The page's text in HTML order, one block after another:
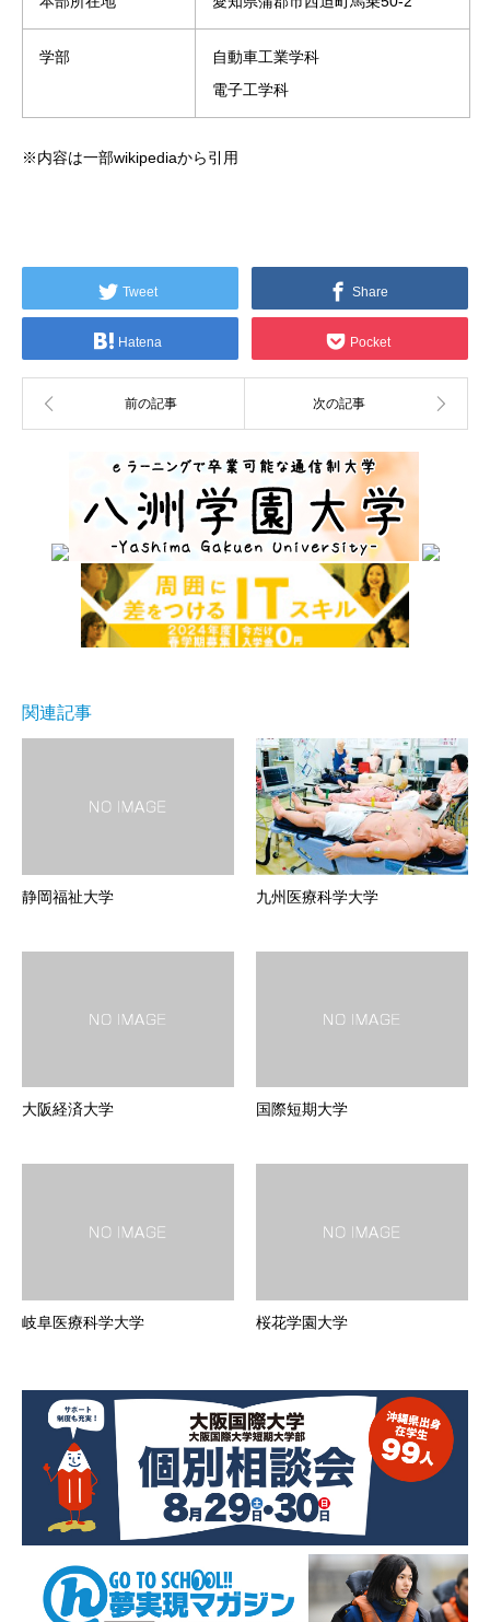
学部
自動車工業学科
電子工学科
※内容は一部wikipediaから引用
Tweet Share
Hatena Pocket
関連記事
静岡福祉大学 九州医療科学大学
大阪経済大学 国際短期大学
岐阜医療科学大学 桜花学園大学